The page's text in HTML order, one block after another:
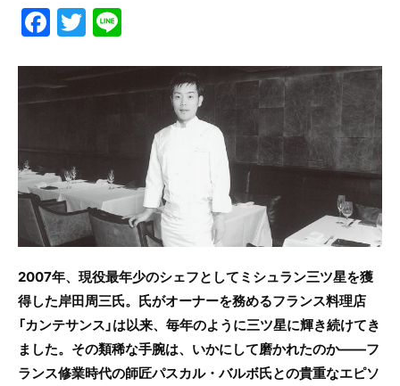
F
a
c
o
o
k
T
w
itt
er
e
2007年、現役最年少のシェフとしてミシュラン三ツ星を獲
得した岸田周三氏。氏がオーナーを務めるフランス料理店
「カンテサンス」は以来、毎年のように三ツ星に輝き続けてき
ました。その類稀な手腕は、いかにして磨かれたのか――フ
ランス修業時代の師匠パスカル・バルボ氏との貴重なエピソ